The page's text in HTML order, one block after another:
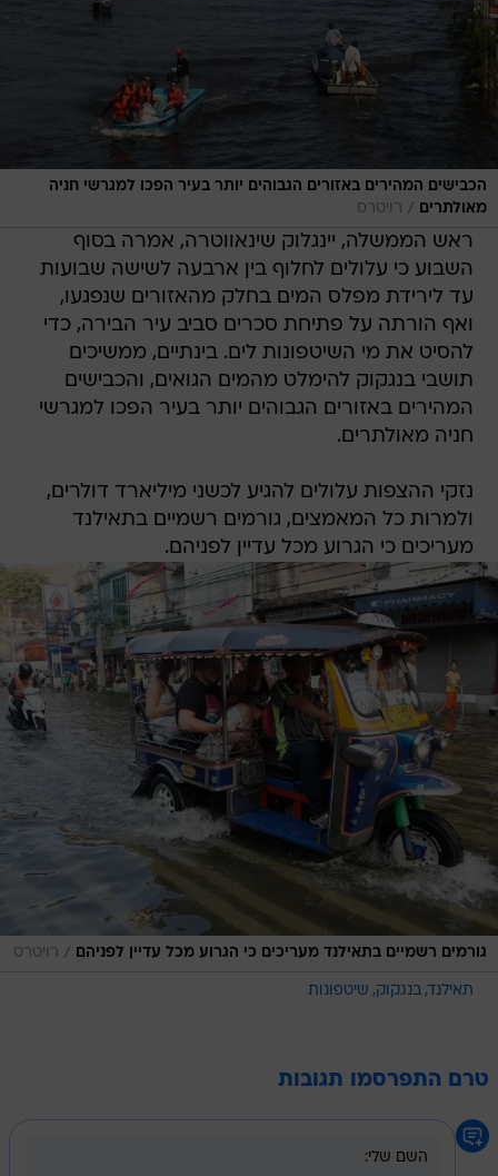
הכבישים המהירים באזורים הגבוהים יותר בעיר הפכו למגרשי חניה
מאולתרים
/ רויטרס
ראש הממשלה, יינגלוק שינאווטרה, אמרה בסוף
השבוע כי עלולים לחלוף בין ארבעה לשישה שבועות
עד לירידת מפלס המים בחלק מהאזורים שנפגעו,
ואף הורתה על פתיחת סכרים סביב עיר הבירה, כדי
להסיט את מי השיטפונות לים. בינתיים, ממשיכים
תושבי בנגקוק להימלט מהמים הגואים, והכבישים
המהירים באזורים הגבוהים יותר בעיר הפכו למגרשי
חניה מאולתרים.
נזקי ההצפות עלולים להגיע לכשני מיליארד דולרים,
ולמרות כל המאמצים, גורמים רשמיים בתאילנד
מעריכים כי הגרוע מכל עדיין לפניהם.
גורמים רשמיים בתאילנד מעריכים כי הגרוע מכל עדיין לפניהם / רויטרס
תאילנד בנגקוק שיטפונות
טרם התפרסמו תגובות